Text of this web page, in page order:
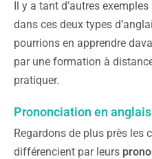
Il y a tant d’autres
dans ces deux types
pourrions en apprendre
par une formation à
pratiquer.
Prononciation en anglais
Regardons de plus près les
différencient par leurs